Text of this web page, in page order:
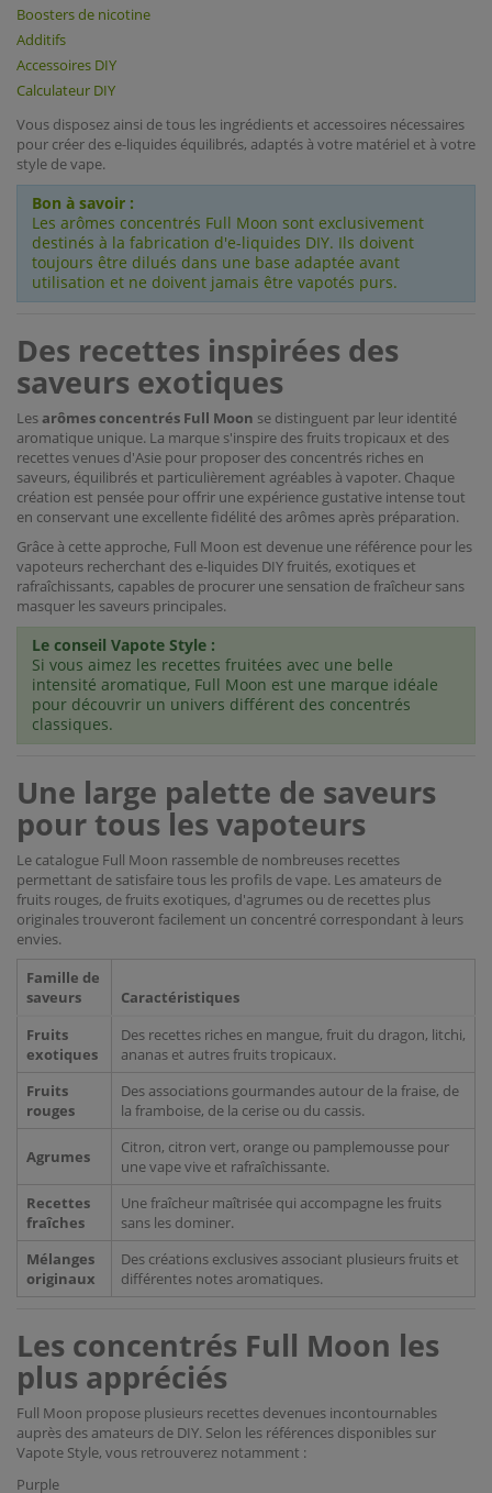
Boosters de nicotine
Additifs
Accessoires DIY
Calculateur DIY
Vous disposez ainsi de tous les ingrédients et accessoires nécessaires
pour créer des e-liquides équilibrés, adaptés à votre matériel et à votre
style de vape.
Bon à savoir :
Les arômes concentrés Full Moon sont exclusivement
destinés à la fabrication d'e-liquides DIY. Ils doivent
toujours être dilués dans une base adaptée avant
utilisation et ne doivent jamais être vapotés purs.
Des recettes inspirées des
saveurs exotiques
Lesarômes concentrés Full Moon se distinguent par leur identité
aromatique unique. La marque s'inspire des fruits tropicaux et des
recettes venues d'Asie pour proposer des concentrés riches en
saveurs, équilibrés et particulièrement agréables à vapoter. Chaque
création est pensée pour offrir une expérience gustative intense tout
en conservant une excellente fidélité des arômes après préparation.
Grâce à cette approche, Full Moon est devenue une référence pour les
vapoteurs recherchant des e-liquides DIY fruités, exotiques et
rafraîchissants, capables de procurer une sensation de fraîcheur sans
masquer les saveurs principales.
Le conseil Vapote Style :
Si vous aimez les recettes fruitées avec une belle
intensité aromatique, Full Moon est une marque idéale
pour découvrir un univers différent des concentrés
classiques.
Une large palette de saveurs
pour tous les vapoteurs
Le catalogue Full Moon rassemble de nombreuses recettes
permettant de satisfaire tous les profils de vape. Les amateurs de
fruits rouges, de fruits exotiques, d'agrumes ou de recettes plus
originales trouveront facilement un concentré correspondant à leurs
envies.
Famille de
saveurs
Caractéristiques
Fruits
exotiques
Des recettes riches en mangue, fruit du dragon, litchi,
ananas et autres fruits tropicaux.
Fruits
rouges
Des associations gourmandes autour de la fraise, de
la framboise, de la cerise ou du cassis.
Agrumes
Citron, citron vert, orange ou pamplemousse pour
une vape vive et rafraîchissante.
Recettes
fraîches
Une fraîcheur maîtrisée qui accompagne les fruits
sans les dominer.
Mélanges
originaux
Des créations exclusives associant plusieurs fruits et
différentes notes aromatiques.
Les concentrés Full Moon les
plus appréciés
Full Moon propose plusieurs recettes devenues incontournables
auprès des amateurs de DIY. Selon les références disponibles sur
Vapote Style, vous retrouverez notamment :
Purple